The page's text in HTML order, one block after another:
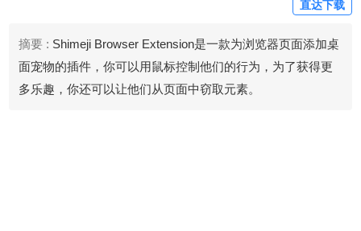
直达下载
摘要 : Shimeji Browser Extension是一款为浏览器页面添加桌
面宠物的插件，你可以用鼠标控制他们的行为，为了获得更
多乐趣，你还可以让他们从页面中窃取元素。